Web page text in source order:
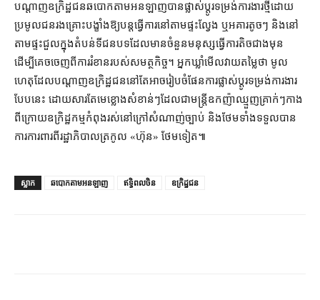
បណ្ដាញ​ឧក្រិដ្ឋជន​ឆបោក​តាម​អនឡាញ​បាន​ផ្លាស់ប្ដូរ​ទម្រង់​ការងារ​ថ្មី​ដោយ​
ប្រមូល​ជនរងគ្រោះ​បង្ខាំង​ឱ្យ​បន្ត​ធ្វើការ​នៅ​តាម​ផ្ទះល្វែង ឬ​អគារ​តូចៗ និង​នៅ​
តាម​ផ្ទះជួល​ក្នុង​តំបន់​ទី​ជនបទ​ដែល​មាន​ចំនួន​មនុស្ស​ធ្វើការ​តិច​ជាង​មុន
ដើម្បី​គេច​ចេញ​ពី​ការ​រំខាន​របស់​សមត្ថកិច្ច។ អ្នកឃ្លាំមើល​វាយតម្លៃ​ថា មូល
ហេតុ​ដែល​បណ្ដាញ​ឧក្រិដ្ឋជន​នៅតែ​អាច​រៀបចំ​ផែនការ​ផ្លាស់ប្ដូរ​ទម្រង់​ការងារ​
បែបនេះ ដោយសារតែ​មេខ្លោង​សំខាន់ៗ​ដែល​ជា​មន្ត្រី​ឧកញ៉ា​ឈ្មួញ​គ្រាក់ៗ​កាង​
ពីក្រោយ​ឧក្រិដ្ឋកម្ម​កំពុង​រស់នៅ​ក្រៅ​សំណាញ់​ច្បាប់ និង​ថែមទាំង​ទទួល​បាន​
ការ​ការពារ​ពី​រដ្ឋាភិបាល​ត្រកូល «​ហ៊ុន​» ថែមទៀត៕
ស្លាក ឆបោកតាមអនឡាញ ឥទ្ធិពលចិន ឧក្រិដ្ឋជន